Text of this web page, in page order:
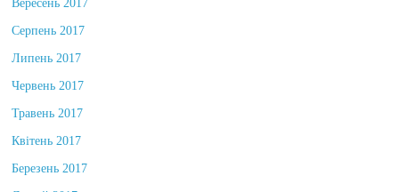
Вересень 2017
Серпень 2017
Липень 2017
Червень 2017
Травень 2017
Квітень 2017
Березень 2017